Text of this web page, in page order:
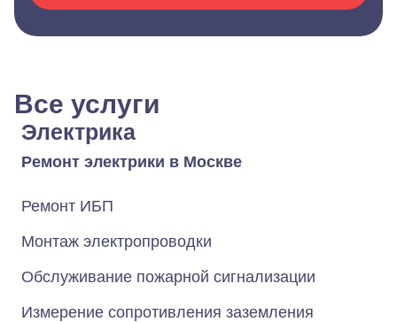
Все услуги
Электрика
Ремонт электрики в Москве
Ремонт ИБП
Монтаж электропроводки
Обслуживание пожарной сигнализации
Измерение сопротивления заземления